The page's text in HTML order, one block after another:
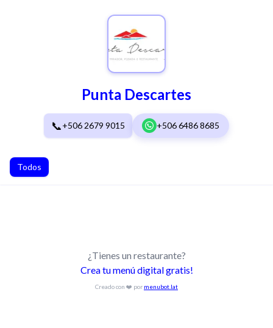
Punta Descartes
📞+506 2679 9015 +506 6486 8685
Todos
¿Tienes un restaurante?
Crea tu menú digital gratis!
Creado con ❤️ por menubot.lat